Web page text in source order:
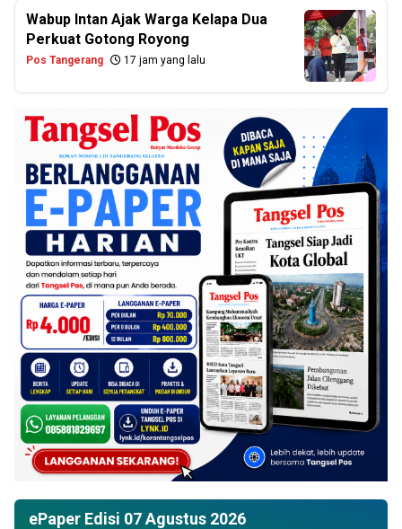
Wabup Intan Ajak Warga Kelapa Dua
Perkuat Gotong Royong
Pos Tangerang 17 jam yang lalu
ePaper Edisi 07 Agustus 2026